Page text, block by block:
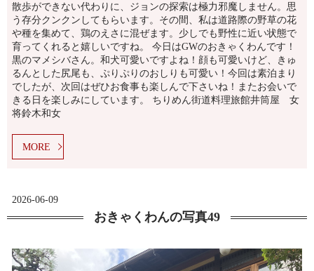
散歩ができない代わりに、ジョンの探索は極力邪魔しません。思
う存分クンクンしてもらいます。その間、私は道路際の野草の花
や種を集めて、鶏のえさに混ぜます。少しでも野性に近い状態で
育ってくれると嬉しいですね。 今日はGWのおきゃくわんです！
黒のマメシバさん。和犬可愛いですよね！顔も可愛いけど、きゅ
るんとした尻尾も、ぷりぷりのおしりも可愛い！今回は素泊まり
でしたが、次回はぜひお食事も楽しんで下さいね！またお会いで
きる日を楽しみにしています。 ちりめん街道料理旅館井筒屋 女
将鈴木和女
MORE
2026-06-09
おきゃくわんの写真49